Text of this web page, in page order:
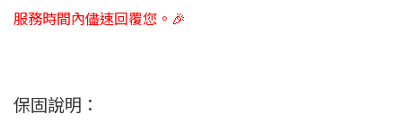
服務時間內儘速回覆您。🎉
保固說明：